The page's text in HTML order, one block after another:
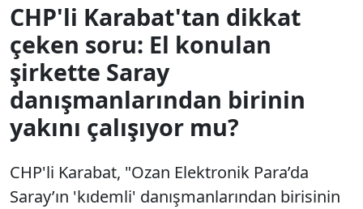
CHP'li Karabat'tan dikkat
çeken soru: El konulan
şirkette Saray
danışmanlarından birinin
yakını çalışıyor mu?
CHP'li Karabat, "Ozan Elektronik Para’da
Saray’ın 'kıdemli' danışmanlarından birisinin